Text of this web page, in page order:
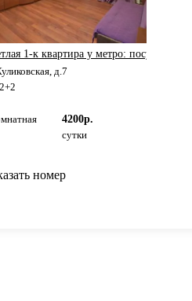
1-к квартира у метро: посуточно,
д.7
2+2
4200р.
сутки
номер